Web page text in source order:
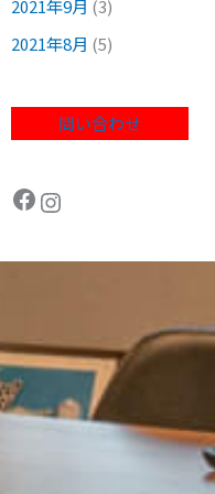
2021年9月 (3)
2021年8月 (5)
問い合わせ